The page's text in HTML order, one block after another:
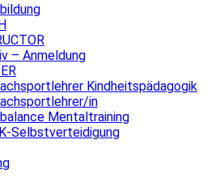
– Anmeldung
Kindheitspädagogik
in
Mentaltraining
Selbstverteidigung